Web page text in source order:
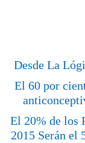
Desde La
El 60 por
El 20% de los
2015 Serán el